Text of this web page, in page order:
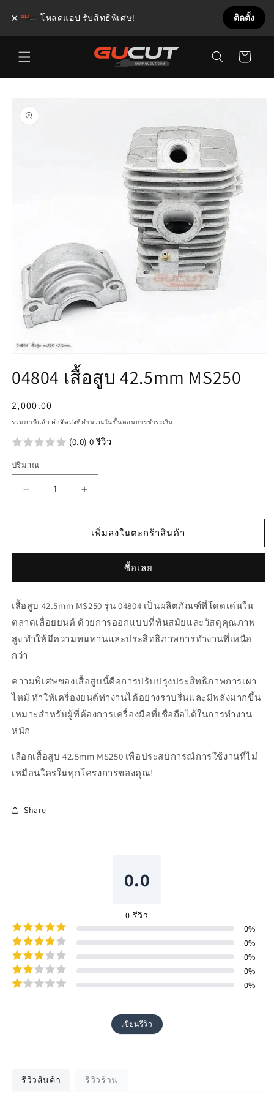
ข้ามไป
ยัง
เนื้อหา
สินค้า
ยังข้อมูล
สินค้า
สื่อ
1
โม
ดอล
04804 เสื้อสูบ 42.5mm MS250
ราคา
ปกติ
2,000.00
รวมภาษีแล้ว ค่าจัดส่งที่คำนวณในขั้นตอนการชำระเงิน
(0.0) 0 รีวิว
ปริมาณ
04804
สูบ
MS250
สำหรับ
04804
สูบ
MS250
เพิ่มลงในตะกร้าสินค้า
ซื้อเลย
เสื้อสูบ 42.5mm MS250 รุ่น 04804 เป็นผลิตภัณฑ์ที่โดดเด่นใน
ตลาดเลื่อยยนต์ ด้วยการออกแบบที่ทันสมัยและวัสดุคุณภาพ
สูง ทำให้มีความทนทานและประสิทธิภาพการทำงานที่เหนือ
กว่า
ความพิเศษของเสื้อสูบนี้คือการปรับปรุงประสิทธิภาพการเผา
ไหม้ ทำให้เครื่องยนต์ทำงานได้อย่างราบรื่นและมีพลังมากขึ้น
เหมาะสำหรับผู้ที่ต้องการเครื่องมือที่เชื่อถือได้ในการทำงาน
หนัก
เลือกเสื้อสูบ 42.5mm MS250 เพื่อประสบการณ์การใช้งานที่ไม่
เหมือนใครในทุกโครงการของคุณ!
Share
0.0
0 รีวิว
0%
0%
0%
0%
0%
เขียนรีวิว
รีวิวสินค้า รีวิวร้าน
× โหลดแอป รับสิทธิพิเศษ! ติดตั้ง